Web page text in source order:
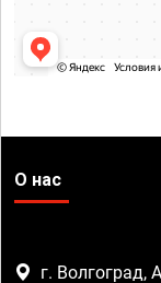
О нас
г. Волгоград,